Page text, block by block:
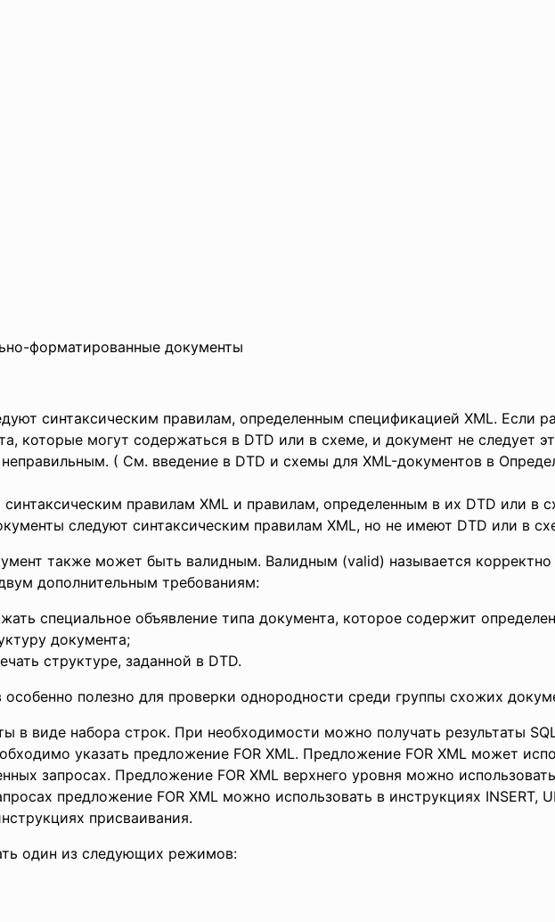
форматированные документы
синтаксическим правилам, определенным спецификацией XML. Если
которые могут содержаться в DTD или в схеме, и документ не следует
( См. введение в DTD и схемы для XML-документов в
правилам XML и правилам, определенным в их DTD или в
следуют синтаксическим правилам XML, но не имеют DTD или в
также может быть валидным. Валидным (valid) называется
дополнительным требованиям:
специальное объявление типа документа, которое содержит
документа;
структуре, заданной в DTD.
полезно для проверки однородности среди группы схожих
в виде набора строк. При необходимости можно получать результаты
указать предложение FOR XML. Предложение FOR XML может
запросах. Предложение FOR XML верхнего уровня можно
предложение FOR XML можно использовать в инструкциях INSERT,
присваивания.
один из следующих режимов: